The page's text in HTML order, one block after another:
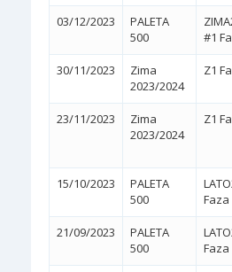
03/12/2023
PALETA
500
#1
30/11/2023
Zima
2023/2024
Z1
23/11/2023
Zima
2023/2024
Z1
15/10/2023
PALETA
500
Faza
21/09/2023
PALETA
500
Faza